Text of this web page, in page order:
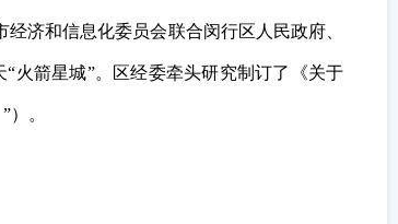
济和信息化委员会联合闵行区人民政府、
火箭星城”。区经委牵头研究制订了《关于
。